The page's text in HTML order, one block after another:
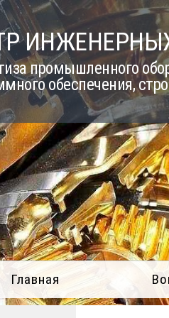
промышленного
обеспечения,
Главная